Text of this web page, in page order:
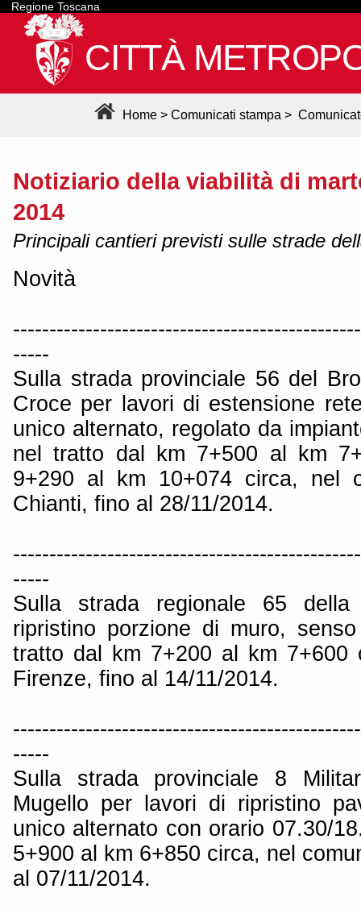
Regione Toscana
CITTÀ
Home > Comunicati stampa >
Notiziario della viabilità di
2014
Principali cantieri previsti sulle strade
Novità
-----
Sulla strada provinciale 56 del
Croce per lavori di estensione
unico alternato, regolato da
nel tratto dal km 7+500 al km
9+290 al km 10+074 circa, nel
Chianti, fino al 28/11/2014.
-----
Sulla strada regionale 65
ripristino porzione di muro,
tratto dal km 7+200 al km 7+600
Firenze, fino al 14/11/2014.
-----
Sulla strada provinciale 8
Mugello per lavori di ripristino
unico alternato con orario 07.30/
5+900 al km 6+850 circa, nel
al 07/11/2014.